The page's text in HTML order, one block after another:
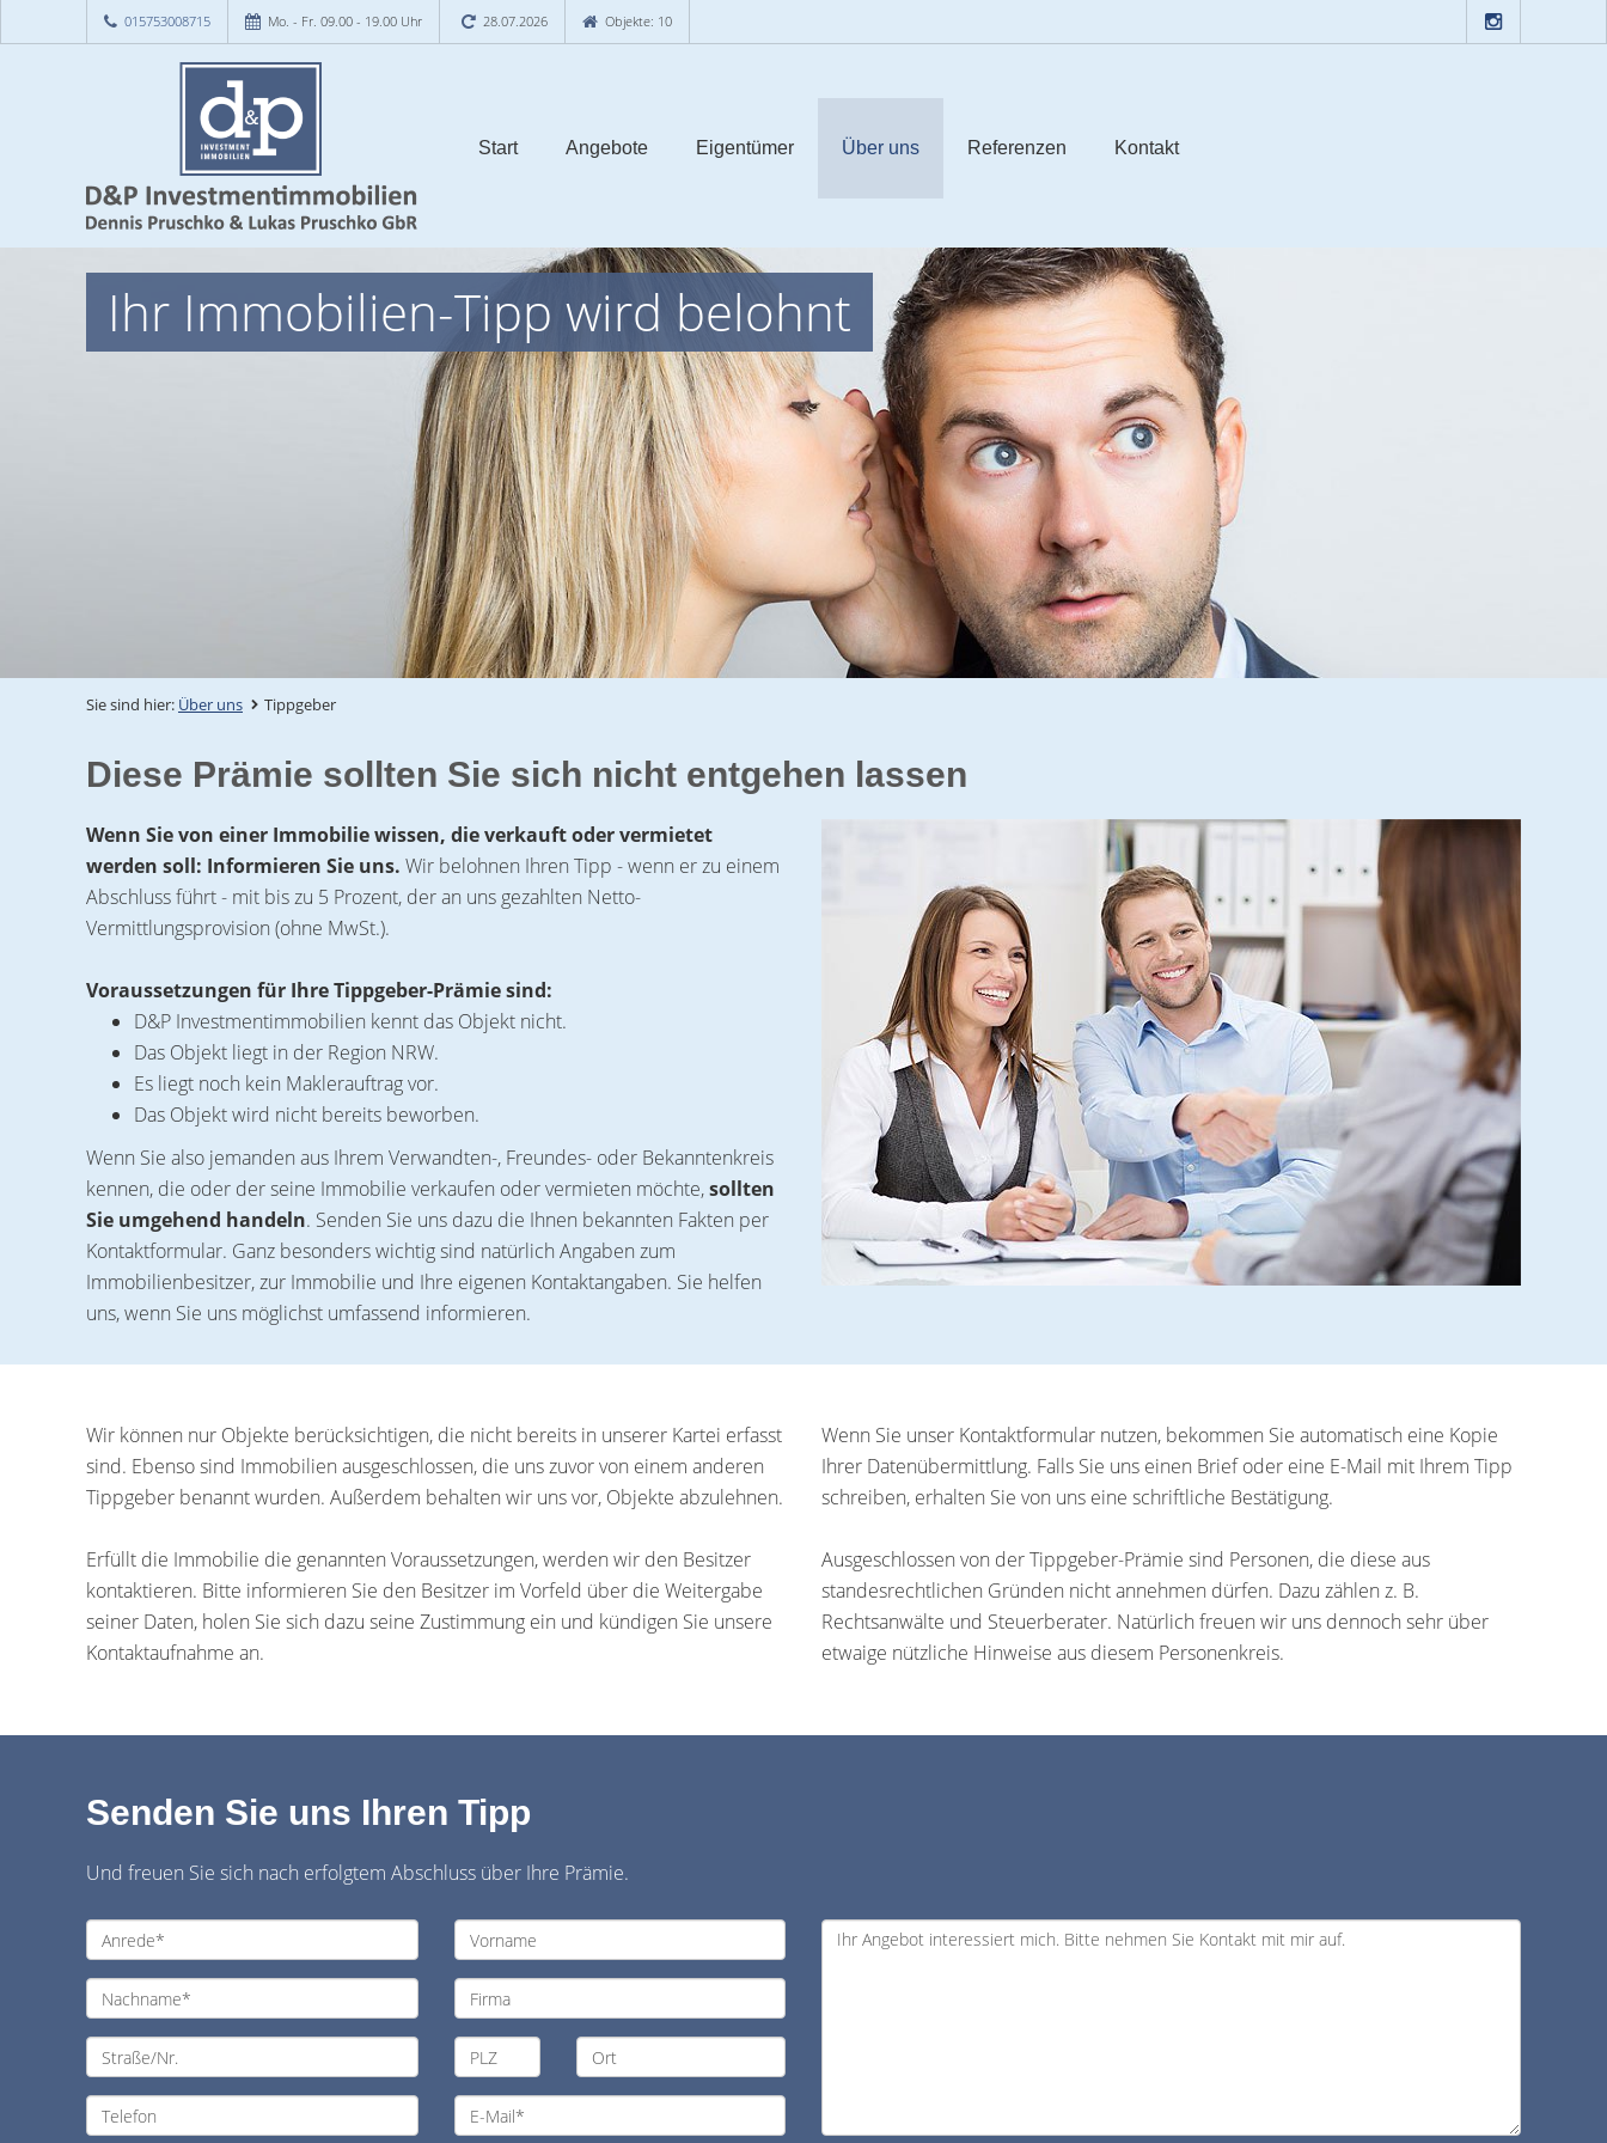
015753008715 Mo. - Fr. 09.00 - 19.00 Uhr 28.07.2026 Objekte: 10
Start Angebote Eigentümer Über uns Referenzen Kontakt
Ihr Immobilien-Tipp wird belohnt
Sie sind hier: Über uns Tippgeber
Diese Prämie sollten Sie sich nicht entgehen lassen
Wenn Sie von einer Immobilie wissen, die verkauft oder vermietet
werden soll: Informieren Sie uns. Wir belohnen Ihren Tipp - wenn er zu einem
Abschluss führt - mit bis zu 5 Prozent, der an uns gezahlten Netto-
Vermittlungsprovision (ohne MwSt.).
Voraussetzungen für Ihre Tippgeber-Prämie sind:
D&P Investmentimmobilien kennt das Objekt nicht.
Das Objekt liegt in der Region NRW.
Es liegt noch kein Maklerauftrag vor.
Das Objekt wird nicht bereits beworben.
Wenn Sie also jemanden aus Ihrem Verwandten-, Freundes- oder Bekanntenkreis
kennen, die oder der seine Immobilie verkaufen oder vermieten möchte,sollten
Sie umgehend handeln. Senden Sie uns dazu die Ihnen bekannten Fakten per
Kontaktformular. Ganz besonders wichtig sind natürlich Angaben zum
Immobilienbesitzer, zur Immobilie und Ihre eigenen Kontaktangaben. Sie helfen
uns, wenn Sie uns möglichst umfassend informieren.
Wir können nur Objekte berücksichtigen, die nicht bereits in unserer Kartei erfasst
sind. Ebenso sind Immobilien ausgeschlossen, die uns zuvor von einem anderen
Tippgeber benannt wurden. Außerdem behalten wir uns vor, Objekte abzulehnen.
Erfüllt die Immobilie die genannten Voraussetzungen, werden wir den Besitzer
kontaktieren. Bitte informieren Sie den Besitzer im Vorfeld über die Weitergabe
seiner Daten, holen Sie sich dazu seine Zustimmung ein und kündigen Sie unsere
Kontaktaufnahme an.
Wenn Sie unser Kontaktformular nutzen, bekommen Sie automatisch eine Kopie
Ihrer Datenübermittlung. Falls Sie uns einen Brief oder eine E-Mail mit Ihrem Tipp
schreiben, erhalten Sie von uns eine schriftliche Bestätigung.
Ausgeschlossen von der Tippgeber-Prämie sind Personen, die diese aus
standesrechtlichen Gründen nicht annehmen dürfen. Dazu zählen z. B.
Rechtsanwälte und Steuerberater. Natürlich freuen wir uns dennoch sehr über
etwaige nützliche Hinweise aus diesem Personenkreis.
Senden Sie uns Ihren Tipp
Und freuen Sie sich nach erfolgtem Abschluss über Ihre Prämie.